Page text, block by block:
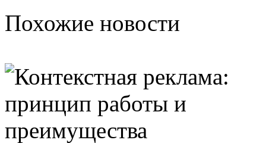
Похожие новости